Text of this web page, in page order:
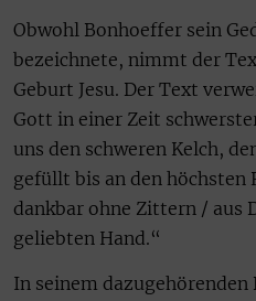
Obwohl Bonhoeffer sein
bezeichnete, nimmt der
Geburt Jesu. Der Text
Gott in einer Zeit
uns den schweren Kelch,
gefüllt bis an den höchsten
dankbar ohne Zittern / aus
geliebten Hand.“
In seinem